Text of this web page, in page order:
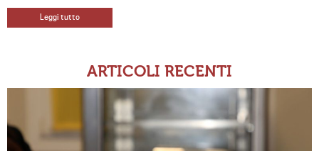
Leggi tutto
ARTICOLI RECENTI